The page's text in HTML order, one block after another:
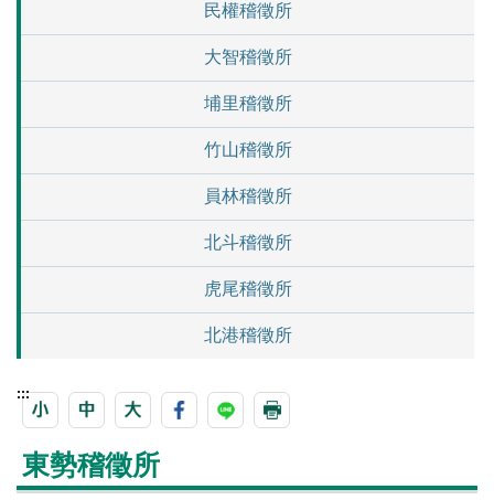
民權稽徵所
大智稽徵所
埔里稽徵所
竹山稽徵所
員林稽徵所
北斗稽徵所
虎尾稽徵所
北港稽徵所
:::
東勢稽徵所